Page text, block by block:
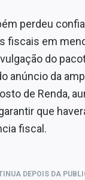
perdeu
fiscais em
do
anúncio da
de Renda,
que
fiscal.
DEPOIS DA